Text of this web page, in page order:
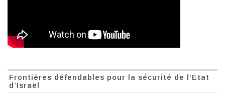
Frontières défendables pour la sécurité de l’Etat
d’Israël